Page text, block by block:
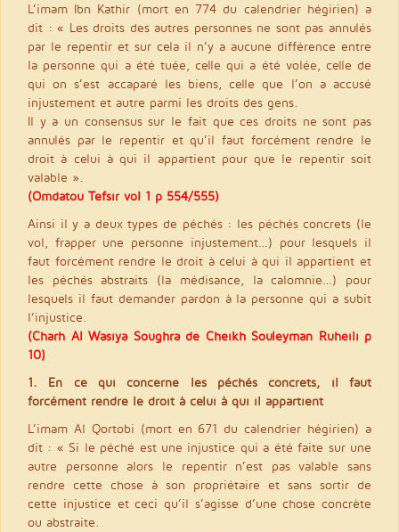
L’imam Ibn Kathir (mort en 774 du calendrier hégirien) a
dit : « Les droits des autres personnes ne sont pas annulés
par le repentir et sur cela il n’y a aucune différence entre
la personne qui a été tuée, celle qui a été volée, celle de
qui on s’est accaparé les biens, celle que l’on a accusé
injustement et autre parmi les droits des gens.
Il y a un consensus sur le fait que ces droits ne sont pas
annulés par le repentir et qu’il faut forcément rendre le
droit à celui à qui il appartient pour que le repentir soit
valable ».
(Omdatou Tefsir vol 1 p 554/555)
Ainsi il y a deux types de péchés : les péchés concrets (le
vol, frapper une personne injustement…) pour lesquels il
faut forcément rendre le droit à celui à qui il appartient et
les péchés abstraits (la médisance, la calomnie…) pour
lesquels il faut demander pardon à la personne qui a subit
l’injustice.
(Charh Al Wasiya Soughra de Cheikh Souleyman Ruheili p
10)
1. En ce qui concerne les péchés concrets, il faut
forcément rendre le droit à celui à qui il appartient
L’imam Al Qortobi (mort en 671 du calendrier hégirien) a
dit : « Si le péché est une injustice qui a été faite sur une
autre personne alors le repentir n’est pas valable sans
rendre cette chose à son propriétaire et sans sortir de
cette injustice et ceci qu’il s’agisse d’une chose concrète
ou abstraite.